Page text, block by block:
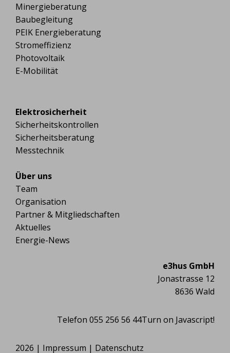
Minergieberatung
Baubegleitung
PEIK Energieberatung
Stromeffizienz
Photovoltaik
E-Mobilität
Elektrosicherheit
Sicherheitskontrollen
Sicherheitsberatung
Messtechnik
Über uns
Team
Organisation
Partner & Mitgliedschaften
Aktuelles
Energie-News
e3hus GmbH
Jonastrasse 12
8636 Wald
Telefon 055 256 56 44Turn on Javascript!
2026 | Impressum | Datenschutz